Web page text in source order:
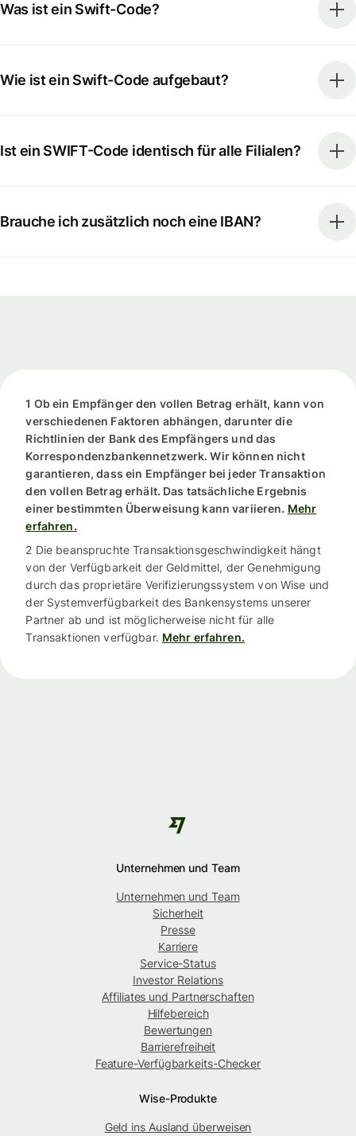
Was ist ein Swift-Code?
Wie ist ein Swift-Code aufgebaut?
Ist ein SWIFT-Code identisch für alle Filialen?
Brauche ich zusätzlich noch eine IBAN?
1 Ob ein Empfänger den vollen Betrag erhält, kann von
verschiedenen Faktoren abhängen, darunter die
Richtlinien der Bank des Empfängers und das
Korrespondenzbankennetzwerk. Wir können nicht
garantieren, dass ein Empfänger bei jeder Transaktion
den vollen Betrag erhält. Das tatsächliche Ergebnis
einer bestimmten Überweisung kann variieren. Mehr
erfahren.
2 Die beanspruchte Transaktionsgeschwindigkeit hängt
von der Verfügbarkeit der Geldmittel, der Genehmigung
durch das proprietäre Verifizierungssystem von Wise und
der Systemverfügbarkeit des Bankensystems unserer
Partner ab und ist möglicherweise nicht für alle
Transaktionen verfügbar. Mehr erfahren.
Unternehmen und Team
Unternehmen und Team
Sicherheit
Presse
Karriere
Service-Status
Investor Relations
Affiliates und Partnerschaften
Hilfebereich
Bewertungen
Barrierefreiheit
Feature-Verfügbarkeits-Checker
Wise-Produkte
Geld ins Ausland überweisen